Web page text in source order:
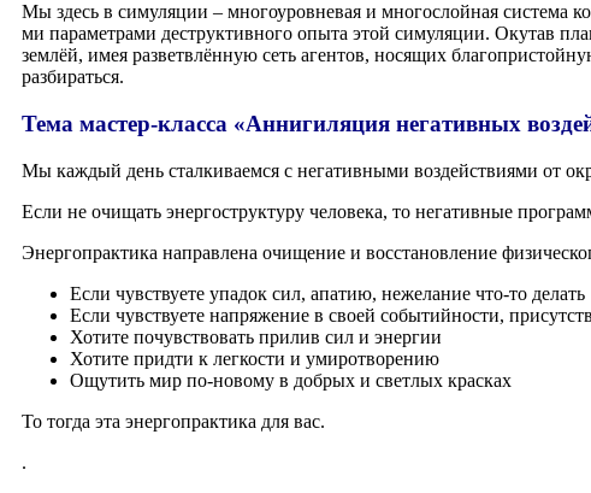
Мы здесь в симу­ля­ции – мно­го­уров­не­вая и мно­го­слой­ная систе­ма
ми пара­мет­ра­ми деструк­тив­но­го опы­та этой симу­ля­ции. Оку­тав
зем­лёй, имея раз­ветв­лён­ную сеть аген­тов, нося­щих
разбираться.
Тема мастер-класса «Аннигиляция негативных
Мы каж­дый день стал­ки­ва­ем­ся с нега­тив­ны­ми воз­дей­стви­я­ми от
Если не очи­щать энер­го­струк­ту­ру чело­ве­ка, то нега­тив­ные
Энер­го­прак­ти­ка направ­ле­на очи­ще­ние и вос­ста­нов­ле­ние
Если чув­ству­е­те упа­док сил, апа­тию, неже­ла­ние что-то делать
Если чув­ству­е­те напря­же­ние в сво­ей собы­тий­но­сти,
Хоти­те почув­ство­вать при­лив сил и энергии
Хоти­те прид­ти к лег­ко­сти и умиротворению
Ощу­тить мир по-ново­му в доб­рых и свет­лых красках
То тогда эта энер­го­прак­ти­ка для вас.
.